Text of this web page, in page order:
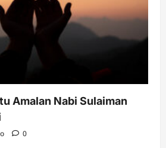
Amalan Nabi Sulaiman
0